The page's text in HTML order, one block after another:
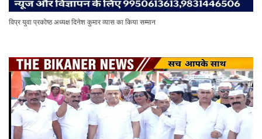
विप्र युवा प्रकोष्ठ अध्यक्ष दिनेश कुमार व्यास का किया सम्मान